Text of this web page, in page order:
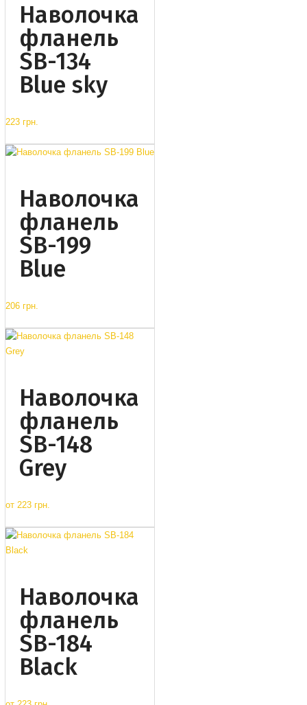
Наволочка
фланель
SB-134
Blue sky
223 грн.
Наволочка
фланель
SB-199
Blue
206 грн.
Наволочка
фланель
SB-148
Grey
от 223 грн.
Наволочка
фланель
SB-184
Black